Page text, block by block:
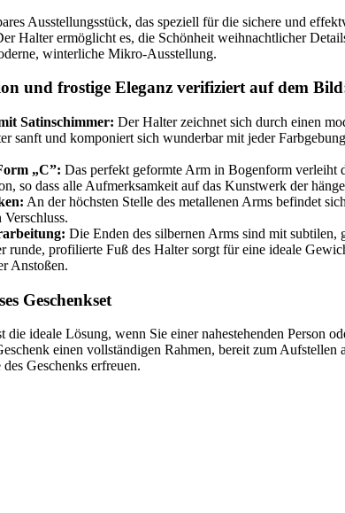
Ausstellungsstück, das speziell für die sichere und
Halter ermöglicht es, die Schönheit weihnachtlicher
winterliche Mikro-Ausstellung.
und frostige Eleganz verifiziert auf dem
Satinschimmer: Der Halter zeichnet sich durch einen
sanft und komponiert sich wunderbar mit jeder
„C”: Das perfekt geformte Arm in Bogenform verleiht
so dass alle Aufmerksamkeit auf das Kunstwerk der
An der höchsten Stelle des metallenen Arms befindet
Die Enden des silbernen Arms sind mit subtilen,
runde, profilierte Fuß des Halter sorgt für eine ideale
Anstoßen.
Geschenkset
ideale Lösung, wenn Sie einer nahestehenden Person
einen vollständigen Rahmen, bereit zum
Geschenks erfreuen.